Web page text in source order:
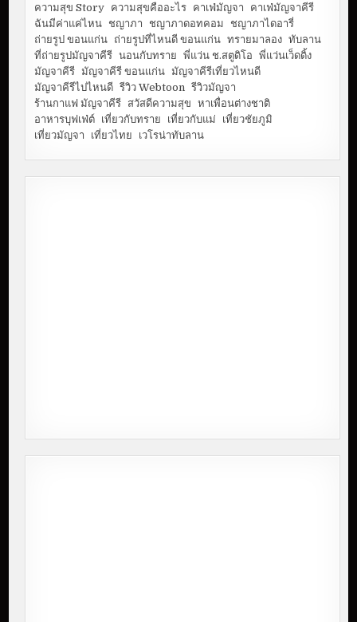
ความสุข Story ความสุขคืออะไร คาเฟ่มัญจา
คาเฟ่มัญจาคีรี
ฉันมีค่าแค่ไหน ชญาภา ชญาภาดอทคอม
ชญาภาไดอารี่
ถ่ายรูป ขอนแก่น ถ่ายรูปที่ไหนดี ขอนแก่น ทรายมาลอง ทับลาน
ที่ถ่ายรูปมัญจาคีรี นอนกับทราย พี่แว่น ช.สตูดิโอ
พี่แว่นเว็ดดิ้ง
มัญจาคีรี มัญจาคีรี ขอนแก่น มัญจาคีรีเที่ยวไหนดี
มัญจาคีรีไปไหนดี รีวิว Webtoon
รีวิวมัญจา
ร้านกาแฟ มัญจาคีรี สวัสดีความสุข
หาเพื่อนต่างชาติ
อาหารบุฟเฟ่ต์ เที่ยวกับทราย เที่ยวกับแม่
เที่ยวชัยภูมิ
เที่ยวมัญจา
เที่ยวไทย เวโรน่าทับลาน